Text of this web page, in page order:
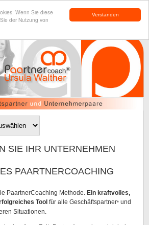
Verstanden
Wenn Sie diese
der Nutzung von
SIE IHR UNTERNEHMEN
PAARTNERCOACHING
PaartnerCoaching Methode. Ein kraftvolles,
Tool für alle Geschäftspartner* und
Situationen.